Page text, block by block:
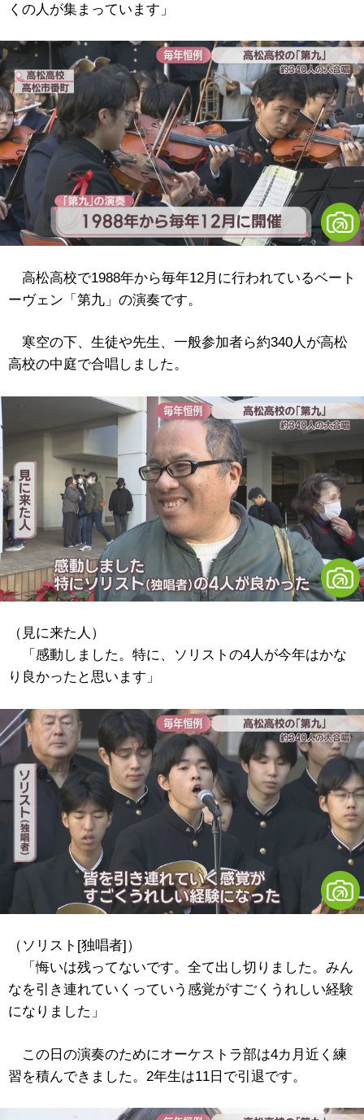
くの人が集まっています」
高松高校で1988年から毎年12月に行われているベート
ーヴェン「第九」の演奏です。
寒空の下、生徒や先生、一般参加者ら約340人が高松
高校の中庭で合唱しました。
（見に来た人）
「感動しました。特に、ソリストの4人が今年はかな
り良かったと思います」
（ソリスト[独唱者]）
「悔いは残ってないです。全て出し切りました。みん
なを引き連れていくっていう感覚がすごくうれしい経験
になりました」
この日の演奏のためにオーケストラ部は4カ月近く練
習を積んできました。2年生は11日で引退です。